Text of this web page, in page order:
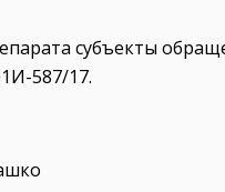
субъекты
587/17.